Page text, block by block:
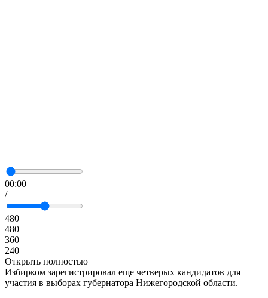
00:00
/
480
480
360
240
Открыть полностью
Избирком зарегистрировал еще четверых кандидатов для
участия в выборах губернатора Нижегородской области.